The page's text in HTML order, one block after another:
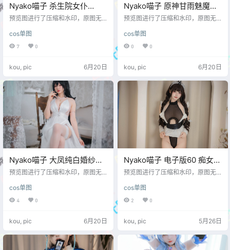
Nyako喵子 杀生院女仆
[40P-201MB]
预览图进行了压缩和水印，原图无
cos单图
7 0
kou, pic 6月20日
Nyako喵子 原神甘雨魅魔
[76P-600MB]
预览图进行了压缩和水印，原图无
cos单图
0 0
kou, pic 6月20日
Nyako喵子 大凤纯白婚纱
[65P-235MB]
预览图进行了压缩和水印，原图无
cos单图
4 0
kou, pic 6月20日
Nyako喵子 电子版60 痴女メ
イド3[128P-352M]
预览图进行了压缩和水印，原图无
cos单图
2 0
kou, pic 5月26日